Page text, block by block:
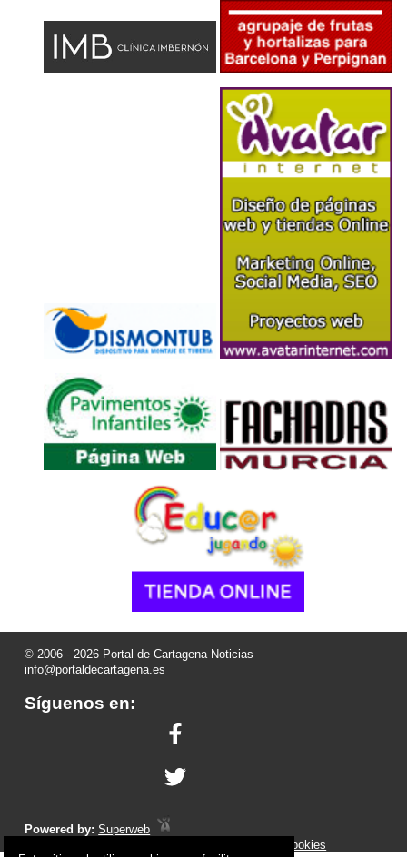
© 2006 - 2026 Portal de Cartagena Noticias
info@portaldecartagena.es
Síguenos en:
Powered by:Superweb
Política de Cookies